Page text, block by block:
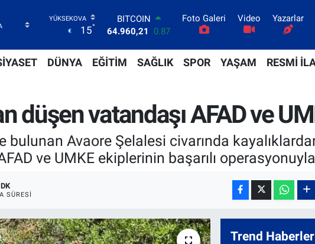
15°
DOLAR
47,7436
0.18
EURO
55,2510 0.32
6648.99 2.59
BİST100
13.779
Foto Galeri Video Yazarlar
DÜNYA EĞİTİM SAĞLIK SPOR YAŞAM RESMİ
düşen vatandaşı AFAD ve
Avaore Şelalesi civarında
ve UMKE ekiplerinin başarılı
SÜRESI
Trend Haberler